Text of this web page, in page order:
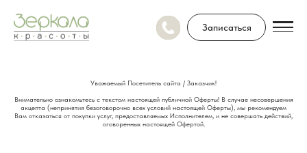
Записаться
Уважаемый Посетитель сайта / Заказчик!
Внимательно ознакомьтесь с текстом настоящей публичной Оферты! В случае несовершения
акцепта (непринятия безоговорочно всех условий настоящей Оферты), мы рекомендуем
Вам отказаться от покупки услуг, предоставляемых Исполнителем, и не совершать действий,
оговоренных настоящей Офертой.